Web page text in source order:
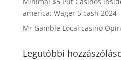
america: Wager 5 cash 2024
Mr Gamble Local casino
Legutóbbi